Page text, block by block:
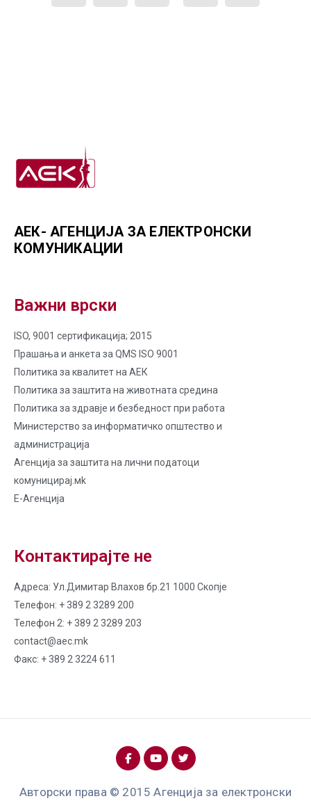
АЕК- АГЕНЦИЈА ЗА ЕЛЕКТРОНСКИ
КОМУНИКАЦИИ
Важни врски
ISO, 9001 сертификација; 2015
Прашања и анкета за QMS ISO 9001
Политика за квалитет на AЕК
Политика за заштита на животната средина
Политика за здравје и безбедност при работа
Министерство за информатичко општество и
администрација
Агенција за заштита на лични податоци
комуницирај.мk
Е-Агенција
Контактирајте не
Адреса: Ул.Димитар Влахов бр.21 1000 Скопје
Телефон: + 389 2 3289 200
Телефон 2: + 389 2 3289 203
contact@aec.mk
Факс: + 389 2 3224 611
Авторски права © 2015 Агенција за електронски